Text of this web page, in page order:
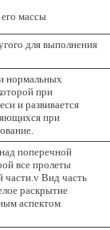
массы
для выполнения
нормальных
при
и развивается
при
поперечной
все пролеты
части.v Вид часть
раскрытие
аспектом